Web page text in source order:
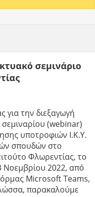
σεμινάριο
για την διεξαγωγή
(webinar)
υποτροφιών Ι.Κ.Υ.
σπουδών στο
Φλωρεντίας, το
Νοεμβρίου 2022, από
Microsoft Teams,
παρακαλούμε